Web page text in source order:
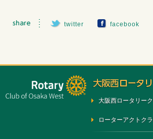
twitter facebook
大阪西ロータリー
ローターアクトク